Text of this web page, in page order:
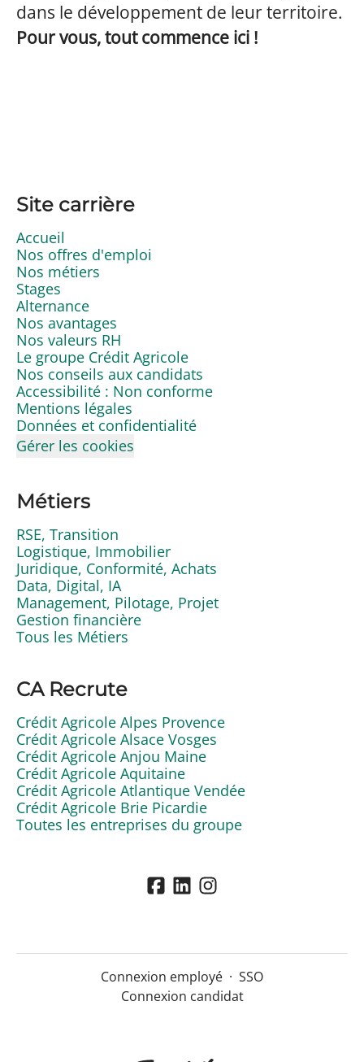
dans le développement de leur territoire.
Pour vous, tout commence ici !
Site carrière
Accueil
Nos offres d'emploi
Nos métiers
Stages
Alternance
Nos avantages
Nos valeurs RH
Le groupe Crédit Agricole
Nos conseils aux candidats
Accessibilité : Non conforme
Mentions légales
Données et confidentialité
Gérer les cookies
Métiers
RSE, Transition
Logistique, Immobilier
Juridique, Conformité, Achats
Data, Digital, IA
Management, Pilotage, Projet
Gestion financière
Tous les Métiers
CA Recrute
Crédit Agricole Alpes Provence
Crédit Agricole Alsace Vosges
Crédit Agricole Anjou Maine
Crédit Agricole Aquitaine
Crédit Agricole Atlantique Vendée
Crédit Agricole Brie Picardie
Toutes les entreprises du groupe
Connexion employé · SSO
Connexion candidat